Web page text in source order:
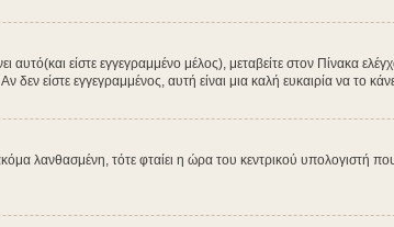
είστε εγγεγραμμένο μέλος), μεταβείτε στον Πίνακα
είστε εγγεγραμμένος, αυτή είναι μια καλή ευκαιρία να το
λανθασμένη, τότε φταίει η ώρα του κεντρικού υπολογιστή